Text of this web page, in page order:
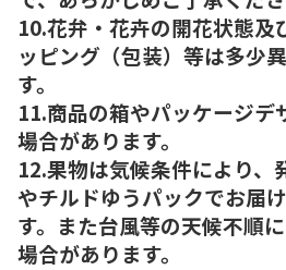
10.花弁・花卉の開花状態及
ッピング（包装）等は多少
す。
11.商品の箱やパッケージデ
場合があります。
12.果物は気候条件により、
やチルドゆうパックでお届
す。また台風等の天候不順
場合があります。